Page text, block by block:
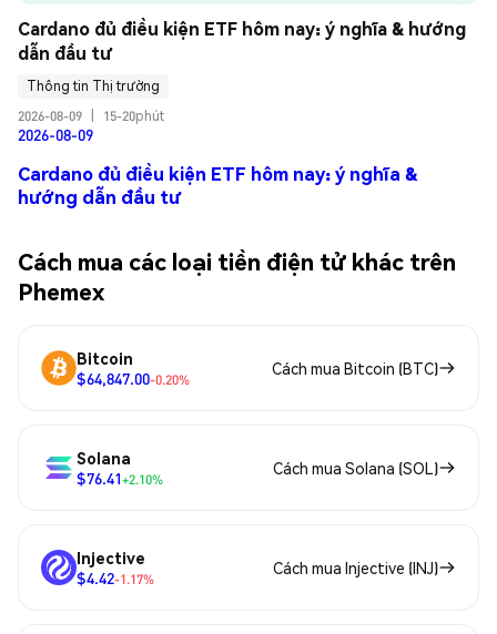
Cardano đủ điều kiện ETF hôm nay: ý nghĩa & hướng
dẫn đầu tư
Thông tin Thị trường
2026-08-09
15-20phút
2026-08-09
Cardano đủ điều kiện ETF hôm nay: ý nghĩa &
hướng dẫn đầu tư
Cách mua các loại tiền điện tử khác trên
Phemex
Bitcoin
$64,847.00-0.20%
Cách mua Bitcoin (BTC)
Solana
$76.41+2.10%
Cách mua Solana (SOL)
Injective
$4.42-1.17%
Cách mua Injective (INJ)